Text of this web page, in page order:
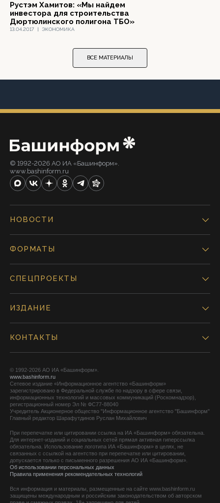
13.04.2017 | ЭКОНОМИКА
Рустэм Хамитов: «Мы найдем
инвестора для строительства
Дюртюлинского полигона ТБО»
ВСЕ МАТЕРИАЛЫ
© 1992-2026 АО ИА «Башинформ».
www.bashinform.ru
НОВОСТИ
ФОРМАТЫ
СПЕЦПРОЕКТЫ
ИЗДАНИЕ
КОНТАКТЫ
© 1992-2026 АО ИА «Башинформ».
www.bashinform.ru
Сетевое издание «Информационное агентство «Башинформ»
зарегистрировано в Федеральной службе по надзору в сфере связи,
информационных технологий и массовых коммуникаций (Роскомнадзор),
регистрационный номер Эл № ФС77-88040
Учредитель Акционерное общество "Информационное агентство "Башинформ"
Главный редактор Шарафутдинов Руслан Михайлович
При перепечатке или цитировании ссылка на ИА «Башинформ» обязательна.
Для интернет-изданий и социальных сетей прямая активная гиперссылка
обязательна. Использование логотипа ИА «Башинформ» в целях, не
связанных с ссылкой на агентство при перепечатке или цитировании,
допускается только с письменного разрешения АО ИА «Башинформ».
Об использовании персональных данных
Правила применения рекомендательных технологий
Вся информация и материалы, размещенные на сайте www.bashinform.ru
защищены международным и российским законодательством об авторском